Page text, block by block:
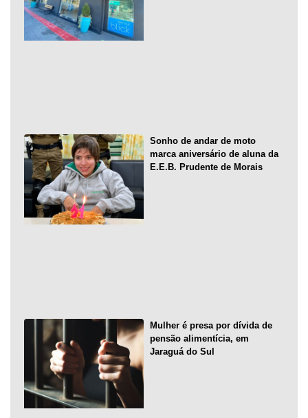
Sonho de andar de moto
marca aniversário de aluna da
E.E.B. Prudente de Morais
Mulher é presa por dívida de
pensão alimentícia, em
Jaraguá do Sul